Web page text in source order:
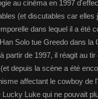
au cinéma en 1997
(et discutables car elles
dans lequel il a été
Solo tue Greedo dans la
partir de 1997, il réagit au
depuis la scène a été
affectant le cowboy de
Lucky Luke qui ne pouvait